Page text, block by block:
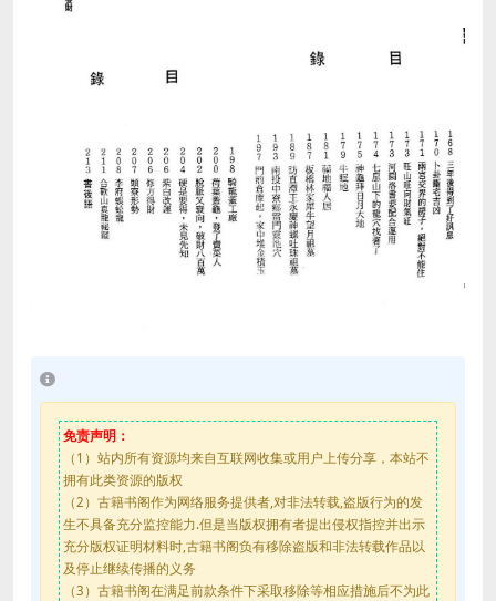
免责声明：
（1）站内所有资源均来自互联网收集或用户上传分享，本站不
拥有此类资源的版权
（2）古籍书阁作为网络服务提供者,对非法转载,盗版行为的发
生不具备充分监控能力.但是当版权拥有者提出侵权指控并出示
充分版权证明材料时,古籍书阁负有移除盗版和非法转载作品以
及停止继续传播的义务
（3）古籍书阁在满足前款条件下采取移除等相应措施后不为此